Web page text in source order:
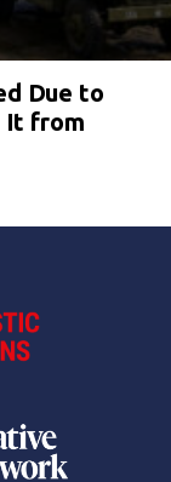
Due to
It from